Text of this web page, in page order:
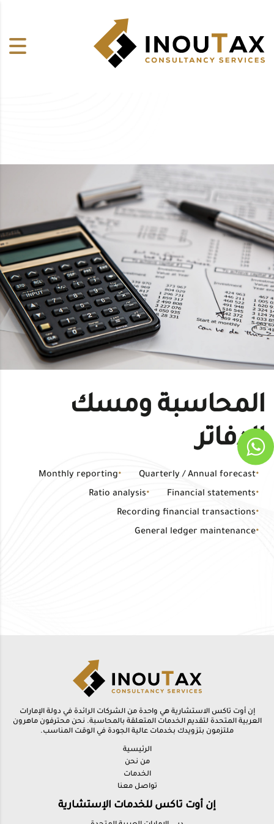
المحاسبة ومسك
الدفاتر
Quarterly / Annual forecast
Monthly reporting
Financial statements
Ratio analysis
Recording financial transactions
General ledger maintenance
إن أوت تاكس الاستشارية هي واحدة من الشركات الرائدة في دولة الإمارات
العربية المتحدة لتقديم الخدمات المتعلقة بالمحاسبة. نحن محترفون ماهرون
ملتزمون بتزويدك بخدمات عالية الجودة في الوقت المناسب.
الرئيسية
من نحن
الخدمات
تواصل معنا
إن أوت تاكس للخدمات الإستشارية